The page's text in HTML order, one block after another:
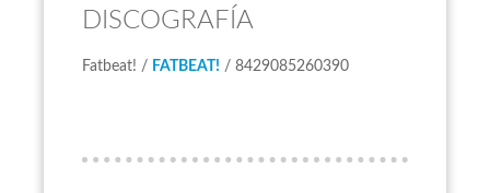
DISCOGRAFÍA
Fatbeat! / FATBEAT! / 8429085260390